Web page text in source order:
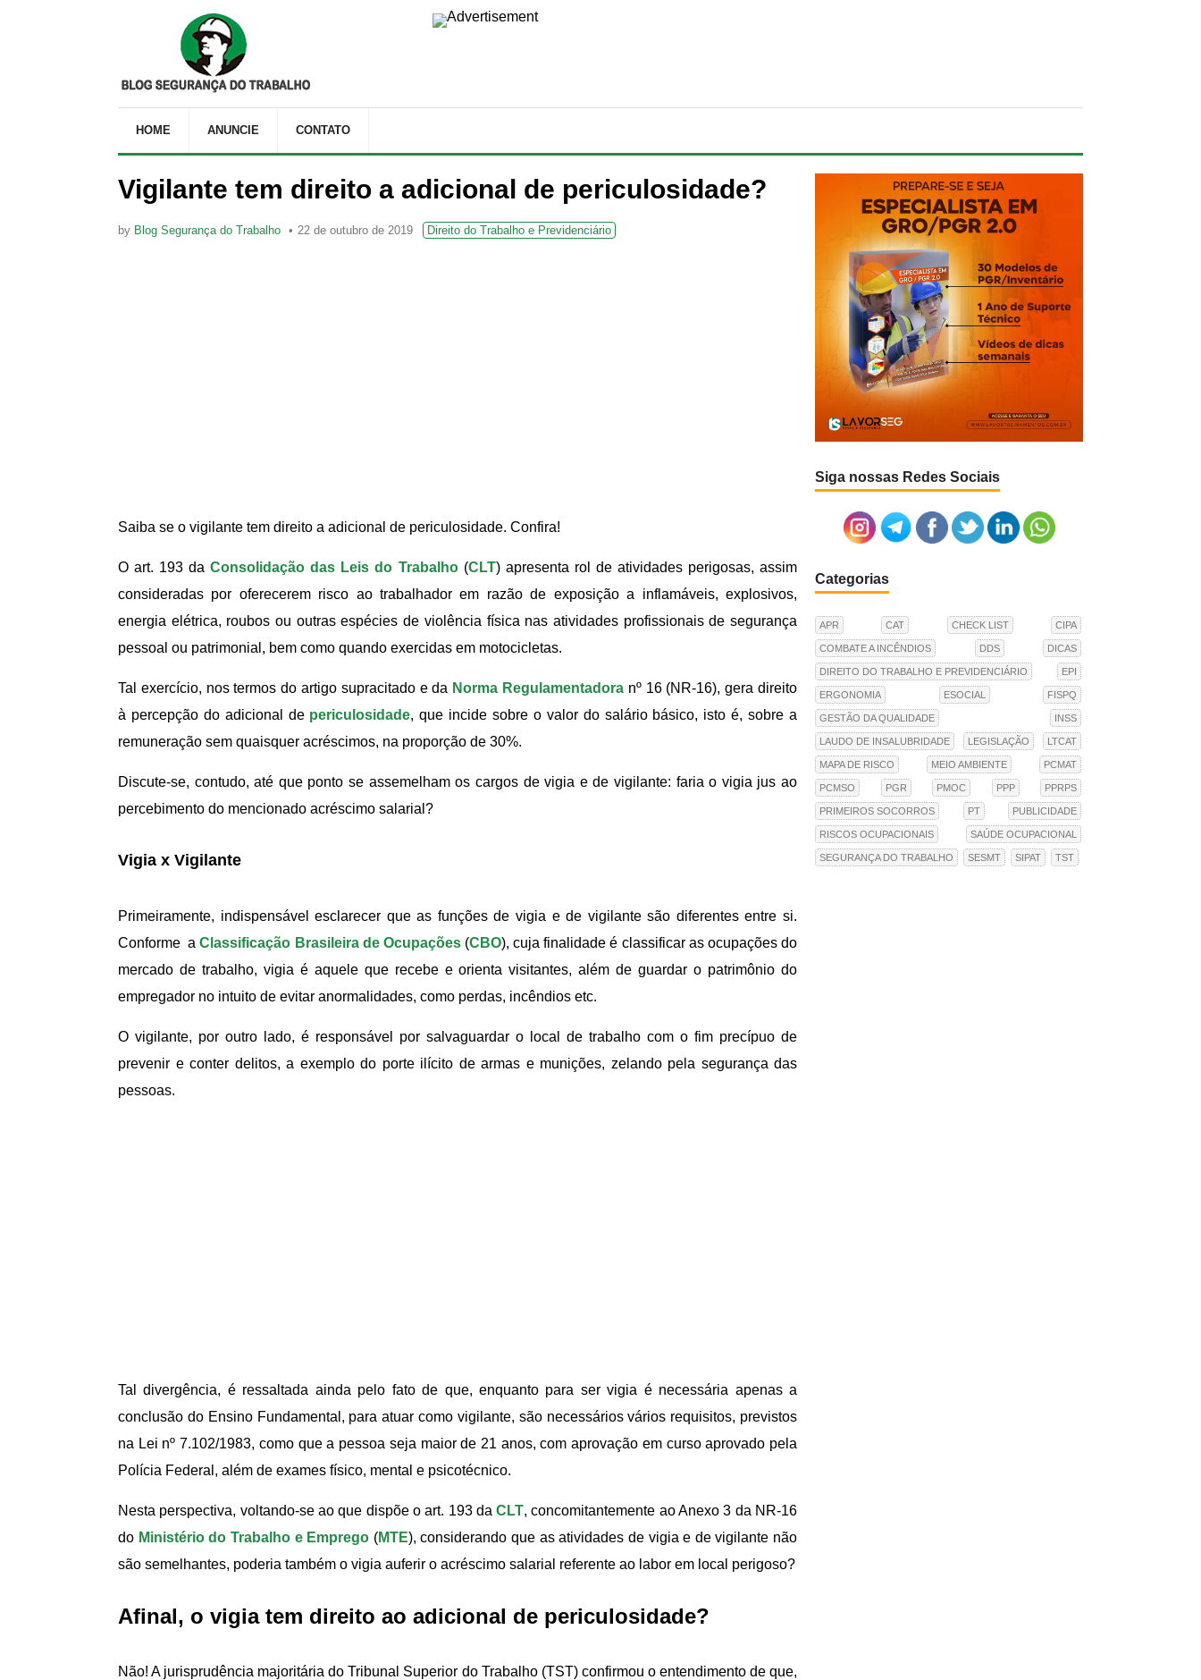
HOME ANUNCIE CONTATO
Vigilante tem direito a adicional de periculosidade?
by Blog Segurança do Trabalho 22 de outubro de 2019 Direito do Trabalho e Previdenciário
Saiba se o vigilante tem direito a adicional de periculosidade. Confira!
O art. 193 daConsolidação das Leis do Trabalho(CLT) apresenta rol de atividades perigosas, assim
consideradas por oferecerem risco ao trabalhador em razão de exposição a inflamáveis, explosivos,
energia elétrica, roubos ou outras espécies de violência física nas atividades profissionais de segurança
pessoal ou patrimonial, bem como quando exercidas em motocicletas.
Tal exercício, nos termos do artigo supracitado e da Norma Regulamentadora nº 16 (NR-16), gera direito
à percepção do adicional de periculosidade, que incide sobre o valor do salário básico, isto é, sobre a
remuneração sem quaisquer acréscimos, na proporção de 30%.
Discute-se, contudo, até que ponto se assemelham os cargos de vigia e de vigilante: faria o vigia jus ao
percebimento do mencionado acréscimo salarial?
Vigia x Vigilante
Primeiramente, indispensável esclarecer que as funções de vigia e de vigilante são diferentes entre si.
Conforme aClassificação Brasileira de Ocupações(CBO), cuja finalidade é classificar as ocupações do
mercado de trabalho, vigia é aquele que recebe e orienta visitantes, além de guardar o patrimônio do
empregador no intuito de evitar anormalidades, como perdas, incêndios etc.
O vigilante, por outro lado, é responsável por salvaguardar o local de trabalho com o fim precípuo de
prevenir e conter delitos, a exemplo do porte ilícito de armas e munições, zelando pela segurança das
pessoas.
Tal divergência, é ressaltada ainda pelo fato de que, enquanto para ser vigia é necessária apenas a
conclusão do Ensino Fundamental, para atuar como vigilante, são necessários vários requisitos, previstos
na Lei nº 7.102/1983, como que a pessoa seja maior de 21 anos, com aprovação em curso aprovado pela
Polícia Federal, além de exames físico, mental e psicotécnico.
Nesta perspectiva, voltando-se ao que dispõe o art. 193 daCLT, concomitantemente ao Anexo 3 da NR-16
do Ministério do Trabalho e Emprego (MTE), considerando que as atividades de vigia e de vigilante não
são semelhantes, poderia também o vigia auferir o acréscimo salarial referente ao labor em local perigoso?
Afinal, o vigia tem direito ao adicional de periculosidade?
Não! A jurisprudência majoritária do Tribunal Superior do Trabalho (TST) confirmou o entendimento de que,
Siga nossas Redes Sociais
Categorias
APR CAT CHECK LIST CIPA
COMBATE A INCÊNDIOS DDS DICAS
DIREITO DO TRABALHO E PREVIDENCIÁRIO EPI
ERGONOMIA ESOCIAL FISPQ
GESTÃO DA QUALIDADE INSS
LAUDO DE INSALUBRIDADE LEGISLAÇÃO LTCAT
MAPA DE RISCO MEIO AMBIENTE PCMAT
PCMSO PGR PMOC PPP PPRPS
PRIMEIROS SOCORROS PT PUBLICIDADE
RISCOS OCUPACIONAIS SAÚDE OCUPACIONAL
SEGURANÇA DO TRABALHO SESMT SIPAT TST